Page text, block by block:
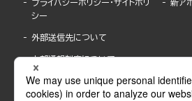
プライバシーポリシー・サイトポリ
シー
外部送信先について
内部通報制度について
新ア